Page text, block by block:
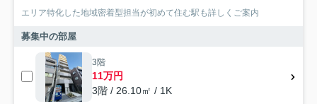
エリア特化した地域密着型担当が初めて住む駅も詳しくご案内
募集中の部屋
3階
11万円
3階 / 26.10㎡ / 1K